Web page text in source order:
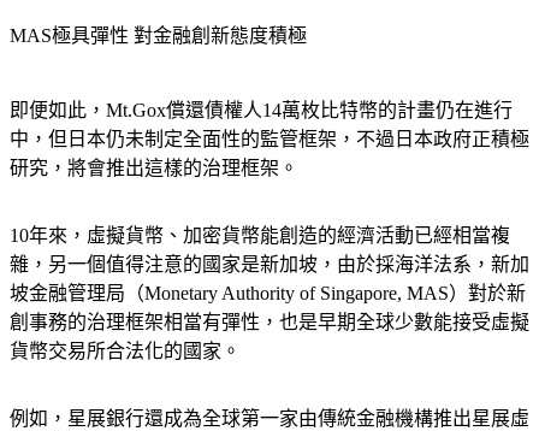
即便如此，Mt.Gox償還債權人14萬枚比特幣的計畫仍在進行
中，但日本仍未制定全面性的監管框架，不過日本政府正積極
10年來，虛擬貨幣、加密貨幣能創造的經濟活動已經相當複
雜，另一個值得注意的國家是新加坡，由於採海洋法系，新加
坡金融管理局（Monetary Authority of Singapore, MAS）對於新
創事務的治理框架相當有彈性，也是早期全球少數能接受虛擬